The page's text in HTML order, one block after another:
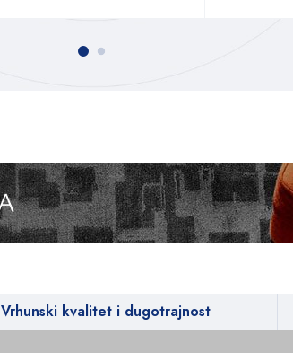
Vrhunski kvalitet i dugotrajnost